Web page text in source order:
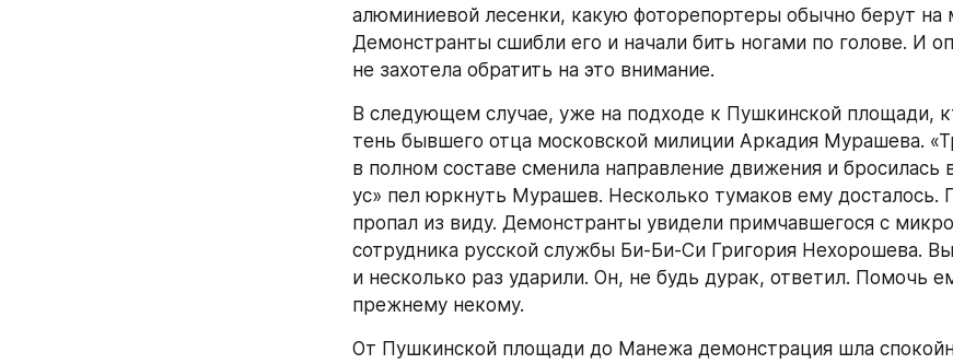
алюминиевой лесенки, какую фоторепортеры обычно берут на
Демонстранты сшибли его и начали бить ногами по голове. И
не захотела обратить на это внимание.
В следующем случае, уже на подходе к Пушкинской площади,
тень бывшего отца московской милиции Аркадия Мурашева.
в полном составе сменила направление движения и бросилась
ус» пел юркнуть Мурашев. Несколько тумаков ему
пропал из виду. Демонстранты увидели примчавшегося с
сотрудника русской службы Би-Би-Си Григория Нехорошева.
и несколько раз ударили. Он, не будь дурак, ответил. Помочь
прежнему некому.
От Пушкинской площади до Манежа демонстрация шла